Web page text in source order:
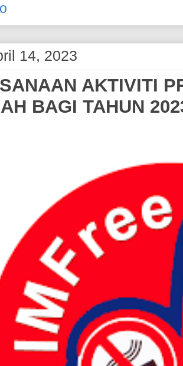
14, 2023
AKTIVITI
BAGI TAHUN